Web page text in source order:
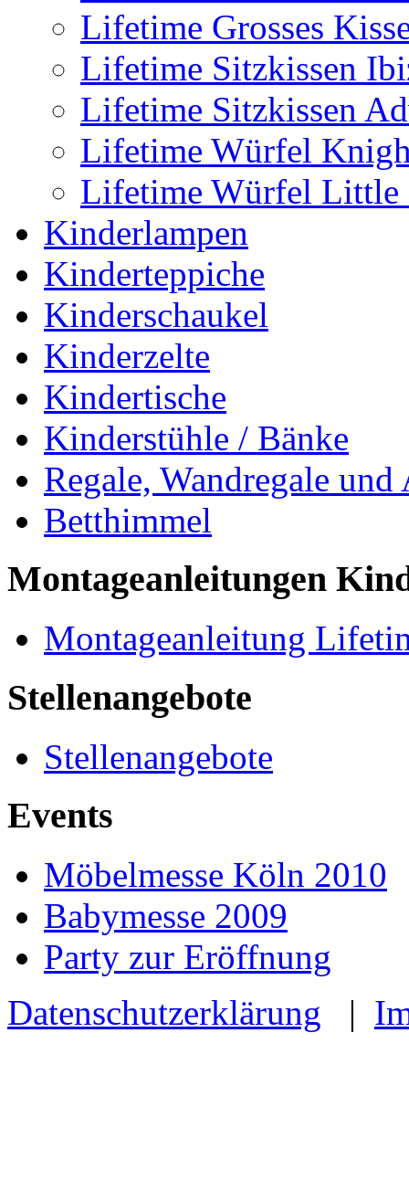
Lifetime Grosses
Lifetime Sitzkissen
Lifetime Sitzkissen
Lifetime Würfel
Lifetime Würfel Little
Kinderlampen
Kinderteppiche
Kinderschaukel
Kinderzelte
Kindertische
Kinderstühle / Bänke
Regale, Wandregale
Betthimmel
Montageanleitungen
Montageanleitung
Stellenangebote
Stellenangebote
Events
Möbelmesse Köln 2010
Babymesse 2009
Party zur Eröffnung
Datenschutzerklärung |